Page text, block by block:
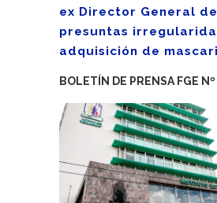
ex Director General
presuntas
adquisición de
BOLETÍN DE PRENSA FGE